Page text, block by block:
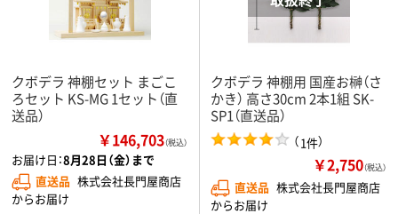
クボデラ 神棚セット まごこ
ろセット KS-MG 1セット（直
送品）
￥146,703（税込）
お届け日：8月28日（金）まで
直送品 株式会社長門屋商店
からお届け
クボデラ 神棚用 国産お榊（さ
かき） 高さ30cm 2本1組 SK-
SP1（直送品）
（1件）
￥2,750（税込）
直送品 株式会社長門屋商店
からお届け